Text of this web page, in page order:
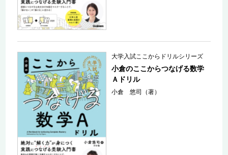
大学入試ここからドリルシリーズ
小倉のここからつなげる数学
Ａドリル
小倉 悠司（著）